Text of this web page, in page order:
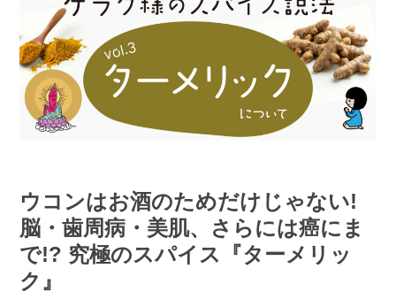
ウコンはお酒のためだけじゃない!
脳・歯周病・美肌、さらには癌にま
で!? 究極のスパイス『ターメリッ
ク』